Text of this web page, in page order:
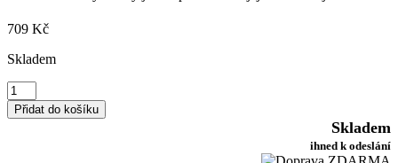
709 Kč
Skladem
Lamart
LT9080
6dílná
Přidat do košíku
Skladem
ihned k odeslání